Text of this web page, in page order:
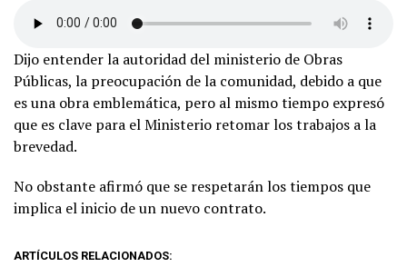
Dijo entender la autoridad del ministerio de Obras
Públicas, la preocupación de la comunidad, debido a que
es una obra emblemática, pero al mismo tiempo expresó
que es clave para el Ministerio retomar los trabajos a la
brevedad.
No obstante afirmó que se respetarán los tiempos que
implica el inicio de un nuevo contrato.
ARTÍCULOS RELACIONADOS: